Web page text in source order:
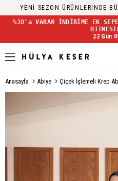
YENİ SEZON ÜRÜNLERİNDE
%30'a VARAN İNDİRİME EK
22 Gün
Anasayfa Abiye Çiçek İşlemeli Krep